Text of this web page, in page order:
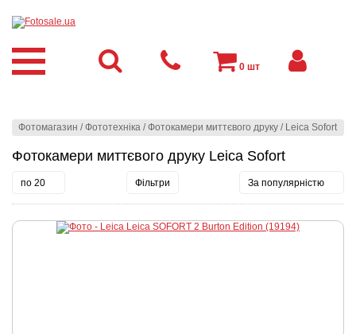
Фотомагазин /Фототехніка /Фотокамери миттєвого друку / Leica Sofort
Фотокамери миттєвого друку Leica Sofort
по 20 Фільтри За популярністю
0 шт